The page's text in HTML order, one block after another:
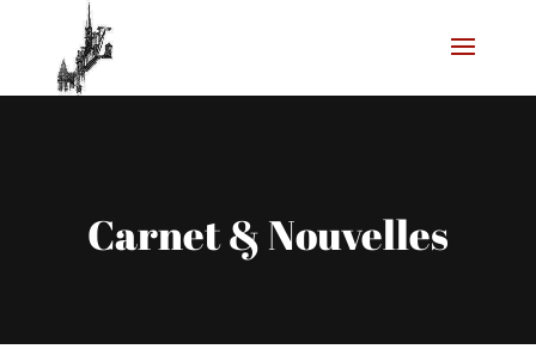
Carnet & Nouvelles